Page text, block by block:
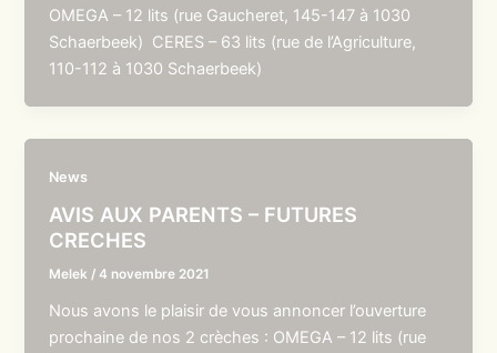
OMEGA – 12 lits (rue Gaucheret, 145-147 à 1030
Schaerbeek) CERES – 63 lits (rue de l’Agriculture,
110-112 à 1030 Schaerbeek)
News
AVIS AUX PARENTS – FUTURES
CRECHES
Melek /4 novembre 2021
Nous avons le plaisir de vous annoncer l’ouverture
prochaine de nos 2 crèches : OMEGA – 12 lits (rue